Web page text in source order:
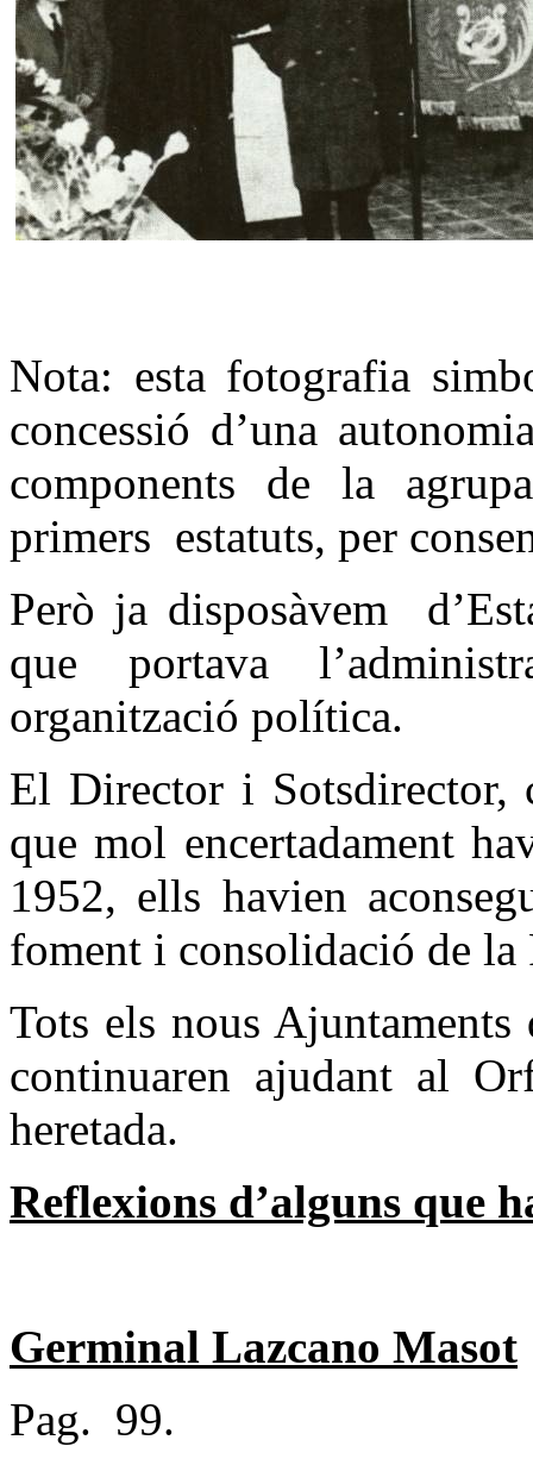
Nota: esta fotografia
concessió d’una
components de la
primers estatuts, per
Però ja disposàvem
que portava
organització política.
El Director i Sotsdirector,
que mol encertadament
1952, ells havien
foment i consolidació de la
Tots els nous
continuaren ajudant al
heretada.
Reflexions d’alguns que
Germinal Lazcano Masot
Pag. 99.